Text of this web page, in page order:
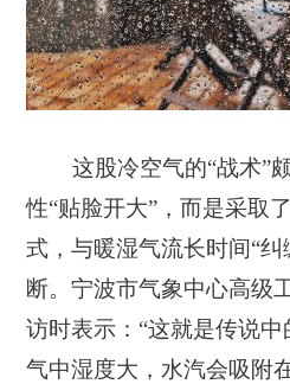
这股冷空气的“战术”
性“贴脸开大”，而是采取
式，与暖湿气流长时间“
断。宁波市气象中心高级
访时表示：“这就是传说
气中湿度大，水汽会吸附